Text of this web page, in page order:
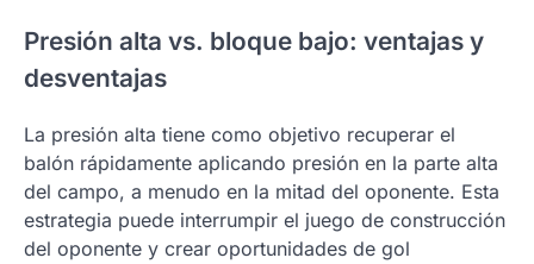
Presión alta vs. bloque bajo: ventajas y
desventajas
La presión alta tiene como objetivo recuperar el
balón rápidamente aplicando presión en la parte alta
del campo, a menudo en la mitad del oponente. Esta
estrategia puede interrumpir el juego de construcción
del oponente y crear oportunidades de gol